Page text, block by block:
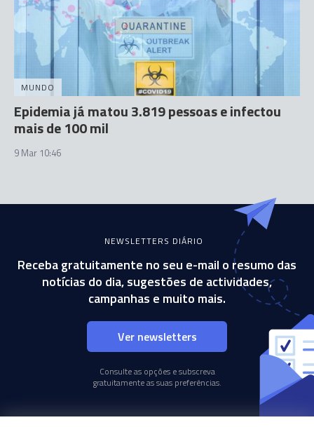
MUNDO
Epidemia já matou 3.819 pessoas e infectou
mais de 100 mil
9 Mar 10:46
NEWSLETTERS DIÁRIO
Receba gratuitamente no seu e-mail o resumo das
notícias do dia, sugestões de actividades,
campanhas e muito mais.
Ver newsletters
Consulte as opções e subscreva
gratuitamente as suas preferências.